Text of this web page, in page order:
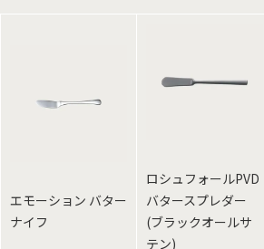
エモーション バター
ナイフ
ロシュフォールPVD
バタースプレダー
(ブラックオールサ
テン)